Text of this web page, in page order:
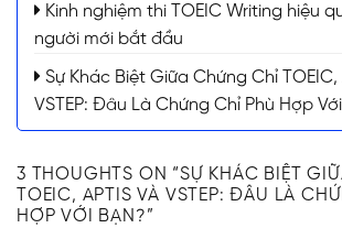
Kinh nghiệm thi TOEIC Writing hiệu
người mới bắt đầu
Sự Khác Biệt Giữa Chứng Chỉ TOEIC,
VSTEP: Đâu Là Chứng Chỉ Phù Hợp
3 THOUGHTS ON “SỰ KHÁC BIỆT
TOEIC, APTIS VÀ VSTEP: ĐÂU LÀ
HỢP VỚI BẠN?”